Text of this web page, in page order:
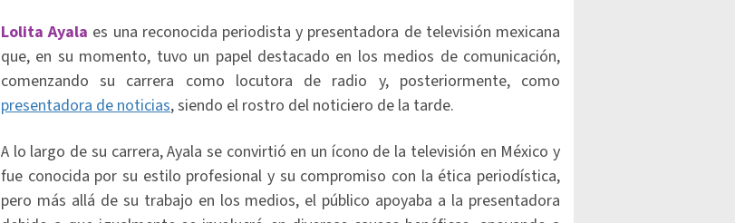
Lolita Ayala es una reconocida periodista y presentadora de televisión mexicana
que, en su momento, tuvo un papel destacado en los medios de comunicación,
comenzando su carrera como locutora de radio y, posteriormente, como
presentadora de noticias, siendo el rostro del noticiero de la tarde.
A lo largo de su carrera, Ayala se convirtió en un ícono de la televisión en México y
fue conocida por su estilo profesional y su compromiso con la ética periodística,
pero más allá de su trabajo en los medios, el público apoyaba a la presentadora